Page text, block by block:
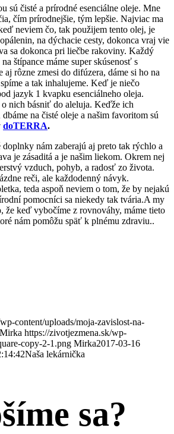
sú čisté a prírodné esenciálne oleje. Mne
čím prírodnejšie, tým lepšie. Najviac ma
neviem čo, tak použijem tento olej, je
na dýchacie cesty, dokonca vraj vie
sa dokonca pri liečbe rakoviny. Každý
štípance máme super skúsenosť s
rôzne zmesi do difúzera, dáme si ho na
a tak inhalujeme. Keď je niečo
jazyk 1 kvapku esenciálneho oleja.
nich básniť do aleluja. Keďže ich
na čisté oleje a našim favoritom sú
doTERRA.
nám zaberajú aj preto tak rýchlo a
je zásaditá a je našim liekom. Okrem nej
vzduch, pohyb, a radosť zo života.
reči, ale každodenný návyk.
teda aspoň neviem o tom, že by nejakú
pomocníci sa niekedy tak tvária.A my
že keď vybočíme z rovnováhy, máme tieto
nám pomôžu späť k plnému zdraviu..
content/uploads/moja-zavislost-na-
Mirka https://zivotjezmena.sk/wp-
copy-2-1.png Mirka2017-03-16
Naša lekárnička
sa?